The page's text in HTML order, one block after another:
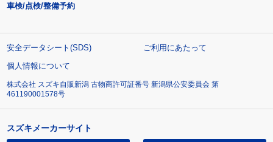
車検/点検/整備予約
安全データシート(SDS)
ご利用にあたって
個人情報について
株式会社 スズキ自販新潟 古物商許可証番号 新潟県公安委員会 第
461190001578号
スズキメーカーサイト